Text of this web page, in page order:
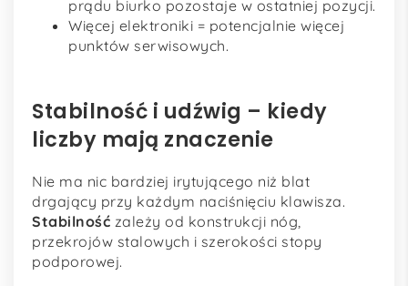
prądu biurko pozostaje w ostatniej pozycji.
Więcej elektroniki = potencjalnie więcej
punktów serwisowych.
Stabilność i udźwig – kiedy
liczby mają znaczenie
Nie ma nic bardziej irytującego niż blat
drgający przy każdym naciśnięciu klawisza.
Stabilność zależy od konstrukcji nóg,
przekrojów stalowych i szerokości stopy
podporowej.